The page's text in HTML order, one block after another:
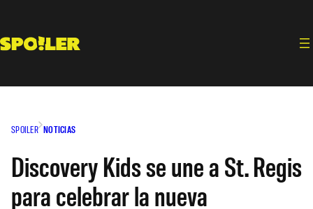
contenido
SPOILER NOTICIAS
Discovery Kids se une a St. Regis
para celebrar la nueva